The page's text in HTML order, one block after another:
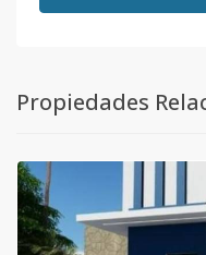
Propiedades